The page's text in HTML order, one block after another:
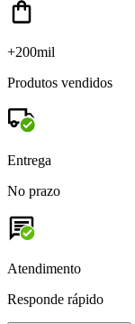
+200mil
Produtos vendidos
Entrega
No prazo
Atendimento
Responde rápido